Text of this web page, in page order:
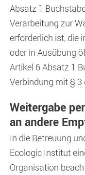
Absatz 1
Verarbeitung zur
erforderlich ist, die
oder in Ausübung
Artikel 6 Absatz 1
Verbindung mit §
Weitergabe
an andere
In die Betreuung
Ecologic Institut
Organisation